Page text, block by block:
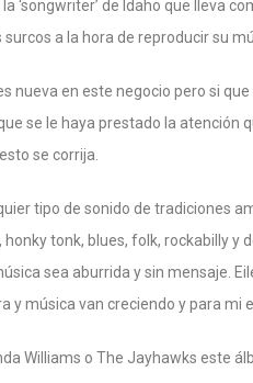
‘songwriter’ de Idaho que lleva
a la hora de reproducir su
nueva en este negocio pero si
se le haya prestado la atención
se corrija.
tipo de sonido de tradiciones
honky tonk, blues, folk, rockabilly y
sea aburrida y sin mensaje.
y música van creciendo y para mi
Williams o The Jayhawks este